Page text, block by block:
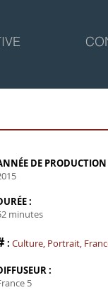
DE PRODUCTION
:
minutes
: Culture, Portrait,
:
5